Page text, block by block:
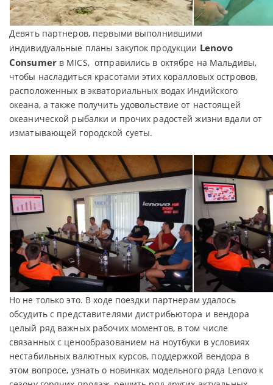
Девять партнеров, первыми выполнившими
индивидуальные планы закупок продукции Lenovo
Consumerв MICS, отправились в октябре на Мальдивы,
чтобы насладиться красотами этих коралловых островов,
расположенных в экваториальных водах Индийского
океана, а также получить удовольствие от настоящей
океанической рыбалки и прочих радостей жизни вдали от
изматывающей городской суеты.
Но не только это. В ходе поездки партнерам удалось
обсудить с представителями дистрибьютора и вендора
целый ряд важных рабочих моментов, в том числе
связанных с ценообразованием на ноутбуки в условиях
нестабильных валютных курсов, поддержкой вендора в
этом вопросе, узнать о новинках модельного ряда Lenovo к